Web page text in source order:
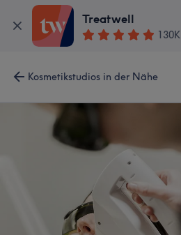
Treatwell
130K
Kosmetikstudios in der Nähe